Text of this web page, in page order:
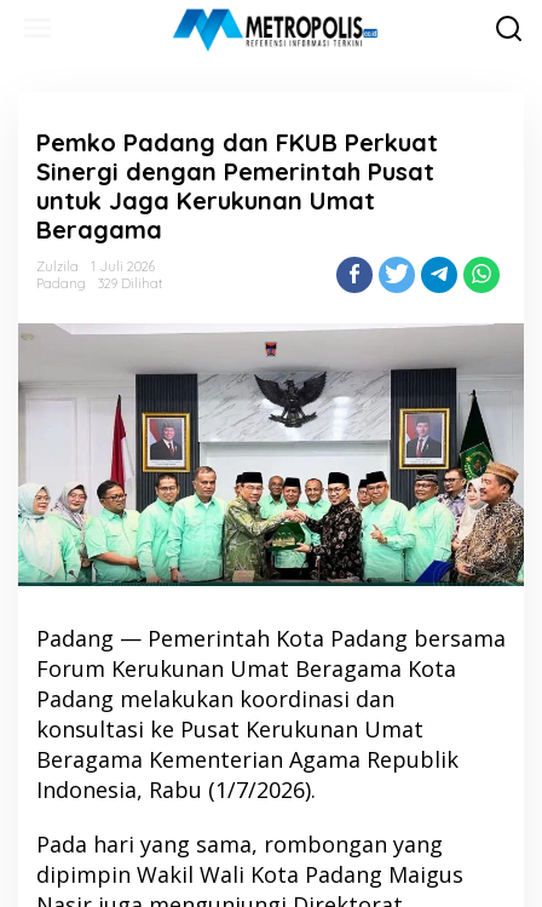
Pemko Padang dan FKUB Perkuat
Sinergi dengan Pemerintah Pusat
untuk Jaga Kerukunan Umat
Beragama
Zulzila
1 Juli 2026
Padang
329 Dilihat
Padang — Pemerintah Kota Padang bersama
Forum Kerukunan Umat Beragama Kota
Padang melakukan koordinasi dan
konsultasi ke Pusat Kerukunan Umat
Beragama Kementerian Agama Republik
Indonesia, Rabu (1/7/2026).
Pada hari yang sama, rombongan yang
dipimpin Wakil Wali Kota Padang Maigus